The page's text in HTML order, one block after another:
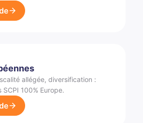
allégée, diversification :
SCPI 100% Europe.